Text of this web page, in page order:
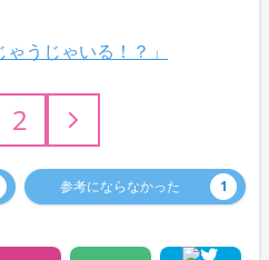
うじゃいる！？」
2
参考にならなかった 1